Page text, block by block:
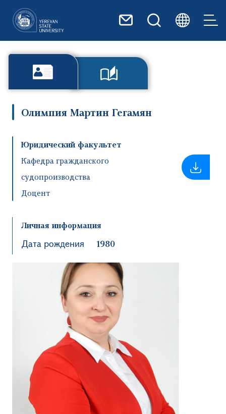
Олимпия Мартин Гегамян
Юридический факультет
Кафедра гражданского
судопроизводства
Доцент
Личная информация
Дата рождения 1980